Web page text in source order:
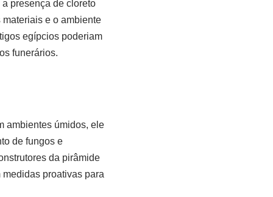
presença de cloreto
e o ambiente
egípcios poderiam
funerários.
ambientes úmidos, ele
de fungos e
da pirâmide
proativas para